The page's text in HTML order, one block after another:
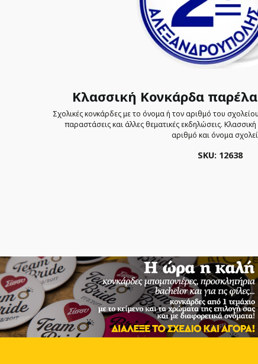
Κλασσική Κονκάρδα
Σχολικές κονκάρδες με το όνομα ή τον αριθμό του
παραστάσεις και άλλες θεματικές εκδηλώσεις.
αριθμό και όνομα
SKU: 12638